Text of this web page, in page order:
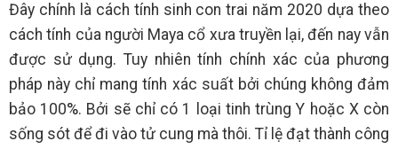
Đây chính là cách tính sinh con trai năm 2020 dựa theo
cách tính của người Maya cổ xưa truyền lại, đến nay vẫn
được sử dụng. Tuy nhiên tính chính xác của phương
pháp này chỉ mang tính xác suất bởi chúng không đảm
bảo 100%. Bởi sẽ chỉ có 1 loại tinh trùng Y hoặc X còn
sống sót để đi vào tử cung mà thôi. Tỉ lệ đạt thành công